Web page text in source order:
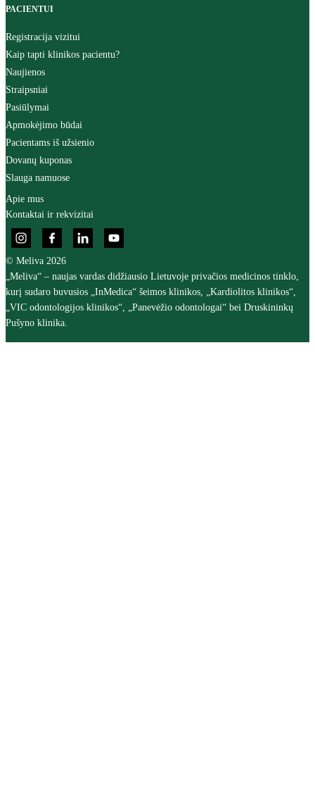
PACIENTUI
Registracija vizitui
Kaip tapti klinikos pacientu?
Naujienos
Straipsniai
Pasiūlymai
Apmokėjimo būdai
Pacientams iš užsienio
Dovanų kuponas
Slauga namuose
Apie mus
Kontaktai ir rekvizitai
© Meliva 2026
„Meliva“ – naujas vardas didžiausio Lietuvoje privačios medicinos tinklo,
kurį sudaro buvusios „InMedica“ šeimos klinikos, „Kardiolitos klinikos“,
„VIC odontologijos klinikos“, „Panevėžio odontologai“ bei Druskininkų
Pušyno klinika.